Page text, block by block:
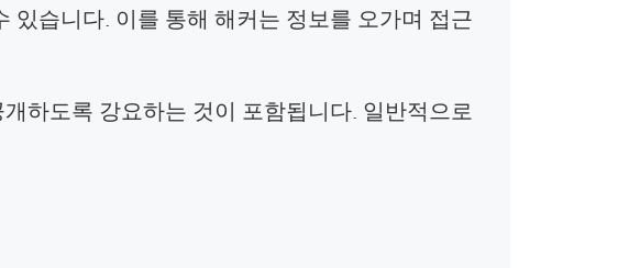
습니다. 이를 통해 해커는 정보를 오가며 접근
하도록 강요하는 것이 포함됩니다. 일반적으로